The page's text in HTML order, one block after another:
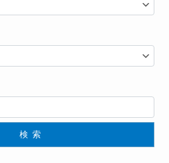
検索